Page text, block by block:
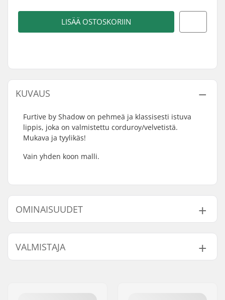
LISÄÄ OSTOSKORIIN
KUVAUS
Furtive by Shadow on pehmeä ja klassisesti istuva
lippis, joka on valmistettu corduroy/velvetistä.
Mukava ja tyylikäs!
Vain yhden koon malli.
OMINAISUUDET
Tyyli:
Baseball Cap
Ominaisuudet:
UV-suojaus:
No
VALMISTAJA